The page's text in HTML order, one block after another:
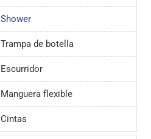
Shower
Trampa de botella
Escurridor
Manguera flexible
Cintas